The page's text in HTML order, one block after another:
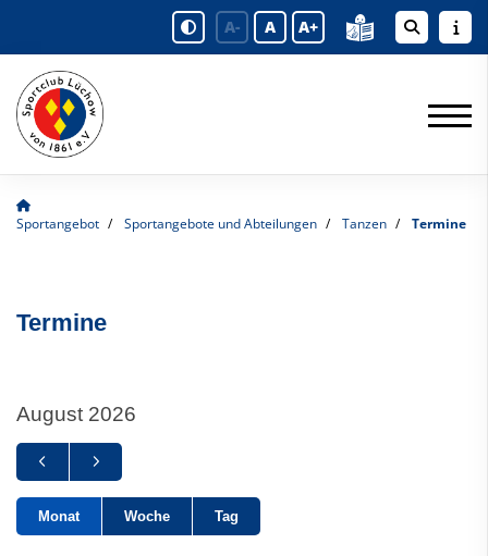
A- A A+
Sportangebot Sportangebote und Abteilungen Tanzen Termine
Termine
August 2026
Monat Woche Tag